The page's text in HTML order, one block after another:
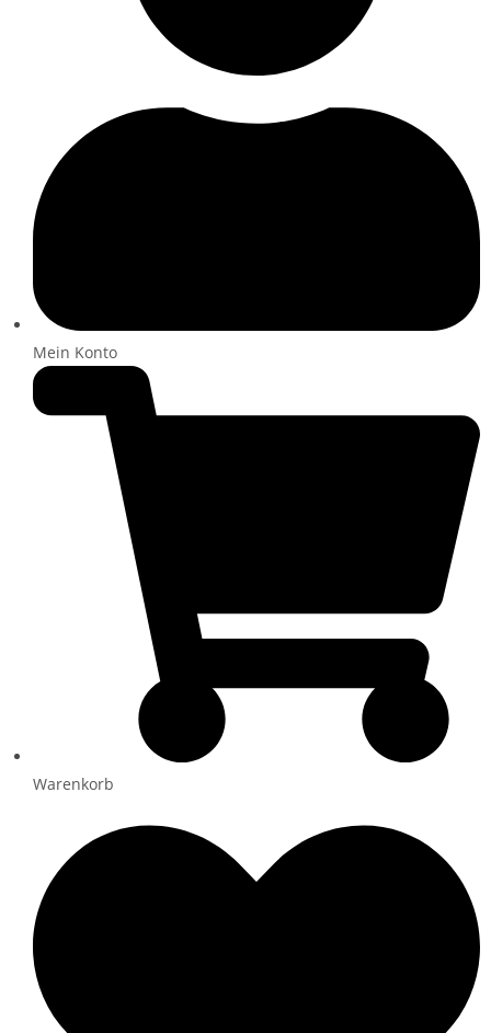
Mein Konto
Warenkorb